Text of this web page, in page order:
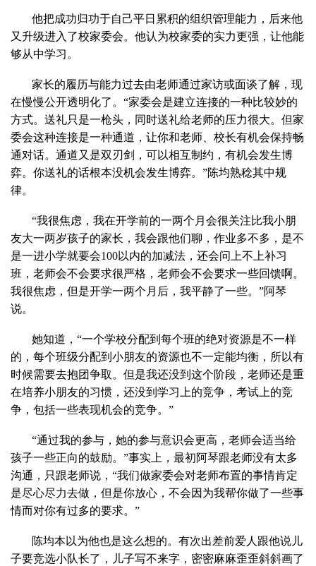
他把成功归功于自己平日累积的组织管理能力，后来他
又升级进入了校家委会。他认为校家委的实力更强，让他能
够从中学习。
家长的履历与能力过去由老师通过家访或面谈了解，现
在慢慢公开透明化了。“家委会是建立连接的一种比较妙的
方式。送礼只是一枪头，同时送礼给老师的压力很大。但家
委会这种连接是一种通道，让你和老师、校长有机会保持畅
通对话。通道又是双刃剑，可以相互制约，有机会发生博
弈。你送礼的话根本没机会发生博弈。”陈均熟稔其中规
律。
“我很焦虑，我在开学前的一两个月会很关注比我小朋
友大一两岁孩子的家长，我会跟他们聊，作业多不多，是不
是一进小学就要会100以内的加减法，还会问上不上补习
班，老师会不会要求很严格，老师会不会要求一些回馈啊。
我很焦虑，但是开学一两个月后，我平静了一些。”阿琴
说。
她知道，“一个学校分配到每个班的绝对资源是不一样
的，每个班级分配到小朋友的资源也不一定能均衡，所以有
时候需要去抱团争取。但是我还没到这个阶段，老师还是重
在培养小朋友的习惯，还没到学习上的竞争，考试上的竞
争，包括一些表现机会的竞争。”
“通过我的参与，她的参与意识会更高，老师会适当给
孩子一些正向的鼓励。”事实上，最初阿琴跟老师没有太多
沟通，只跟老师说，“我们做家委会对老师布置的事情肯定
是尽心尽力去做，但是你放心，不会因为我帮你做了一些事
情而对你有过多的要求。”
陈均本以为他也是这么想的。有次出差前爱人跟他说儿
子要竞选小队长了，儿子写不来字，密密麻麻歪歪斜斜画了